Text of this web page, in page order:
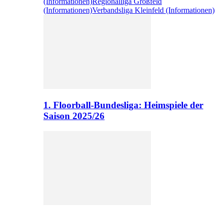
(Informationen)Verbandsliga Kleinfeld (Informationen)
1. Floorball-Bundesliga: Heimspiele der
Saison 2025/26